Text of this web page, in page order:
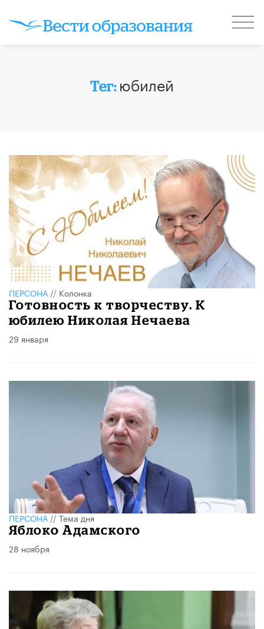
Тег: юбилей
ПЕРСОНА // Колонка
Готовность к творчеству. К
юбилею Николая Нечаева
29 января
ПЕРСОНА//Тема дня
Яблоко Адамского
28 ноября